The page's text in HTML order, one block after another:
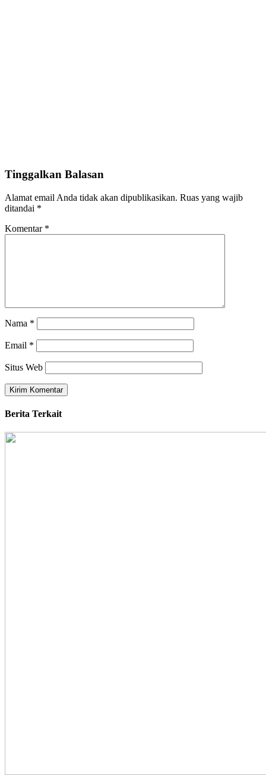
Tinggalkan Balasan
Alamat email Anda tidak akan dipublikasikan. Ruas yang wajib
ditandai *
Komentar *
Nama *
Email *
Situs Web
Berita Terkait